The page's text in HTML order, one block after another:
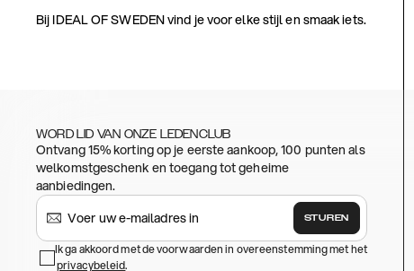
Bij IDEAL OF SWEDEN vind je voor elke stijl en smaak iets.
WORD LID VAN ONZE LEDENCLUB
Ontvang 15% korting op je eerste aankoop, 100 punten als
welkomstgeschenk en toegang tot geheime
aanbiedingen.
STUREN
Ik ga akkoord met de voorwaarden in overeenstemming met het
privacybeleid.